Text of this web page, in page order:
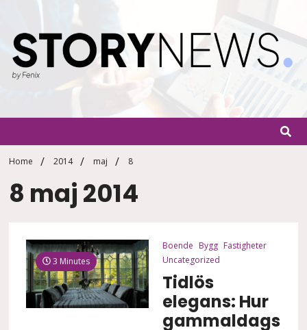
Home 2014 maj 8
8 maj 2014
3 Minutes
Boende Bygg Fastigheter
Uncategorized
Tidlös
elegans: Hur
gammaldags